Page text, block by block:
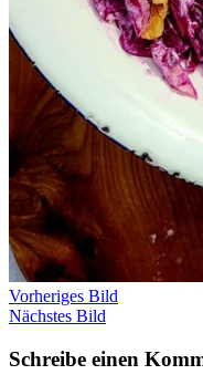
Vorheriges Bild
Nächstes Bild
Schreibe einen